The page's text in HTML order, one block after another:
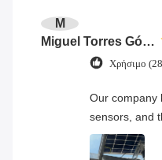
M
Miguel Torres Gómez
Χρήσιμο
Our company
sensors, and